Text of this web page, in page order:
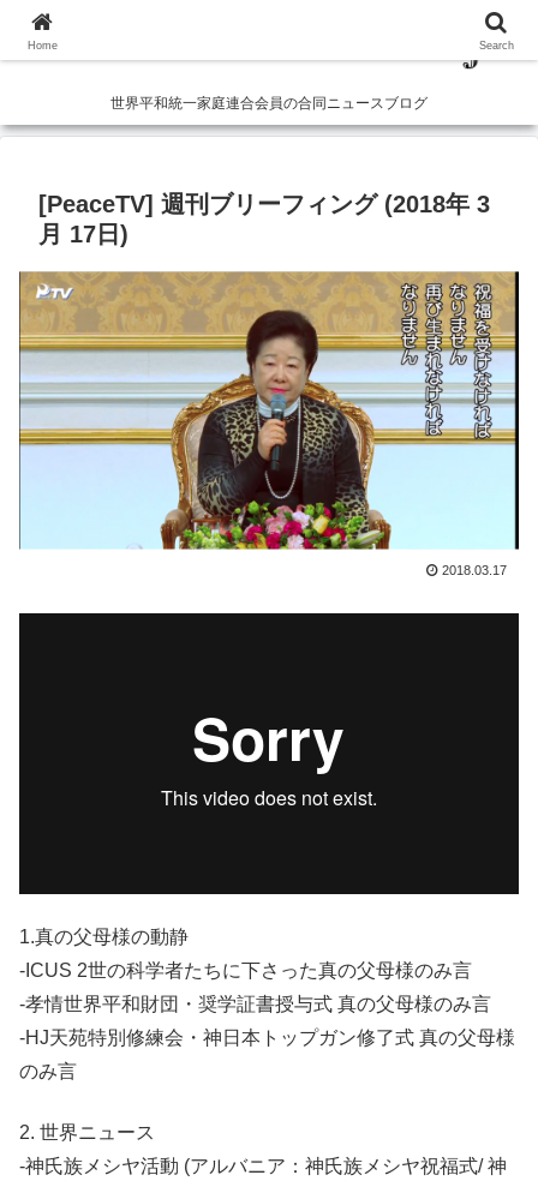
世界平和統一家庭連合会員の合同ニュースブログ
[PeaceTV] 週刊ブリーフィング (2018年 3
月 17日)
2018.03.17
1.真の父母様の動静
-ICUS 2世の科学者たちに下さった真の父母様のみ言
-孝情世界平和財団・奨学証書授与式 真の父母様のみ言
-HJ天苑特別修練会・神日本トップガン修了式 真の父母様
のみ言
2. 世界ニュース
-神氏族メシヤ活動 (アルバニア：神氏族メシヤ祝福式/ 神
Home Search